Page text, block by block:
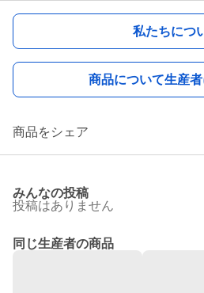
私たちにつ
商品について生産
商品をシェア
みんなの投稿
投稿はありません
同じ生産者の商品